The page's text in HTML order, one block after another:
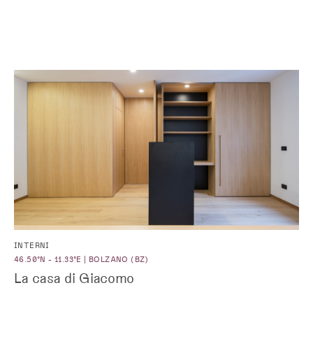
INTERNI
46.50°N - 11.33°E | BOLZANO (BZ)
La casa di Giacomo